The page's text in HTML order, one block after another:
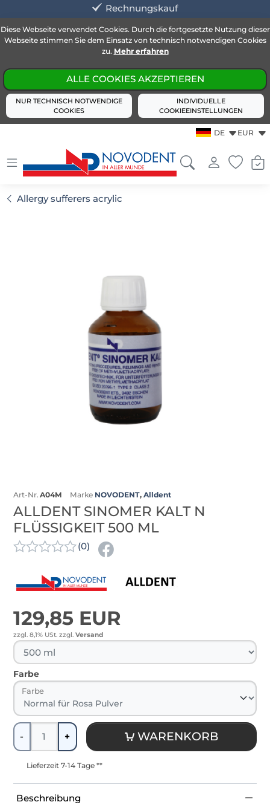
Rechnungskauf
Diese Webseite verwendet Cookies. Durch die fortgesetzte Nutzung dieser
Webseite stimmen Sie dem Einsatz von technisch notwendigen Cookies
zu. Mehr erfahren
ALLE COOKIES AKZEPTIEREN
NUR TECHNISCH NOTWENDIGE
COOKIES
INDIVIDUELLE
COOKIEEINSTELLUNGEN
DE EUR
Allergy sufferers acrylic
Art-Nr. A04M Marke NOVODENT, Alldent
ALLDENT SINOMER KALT N
FLÜSSIGKEIT 500 ML
(0)
129,85 EUR
zzgl. 8,1% USt. zzgl. Versand
Farbe
Farbe
Menge
- + WARENKORB
Lieferzeit 7-14 Tage **
Beschreibung